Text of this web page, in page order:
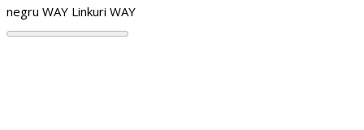
negru WAY Linkuri WAY